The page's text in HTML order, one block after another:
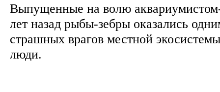
Выпущенные на волю
лет назад рыбы-зебры оказались
страшных врагов местной
люди.